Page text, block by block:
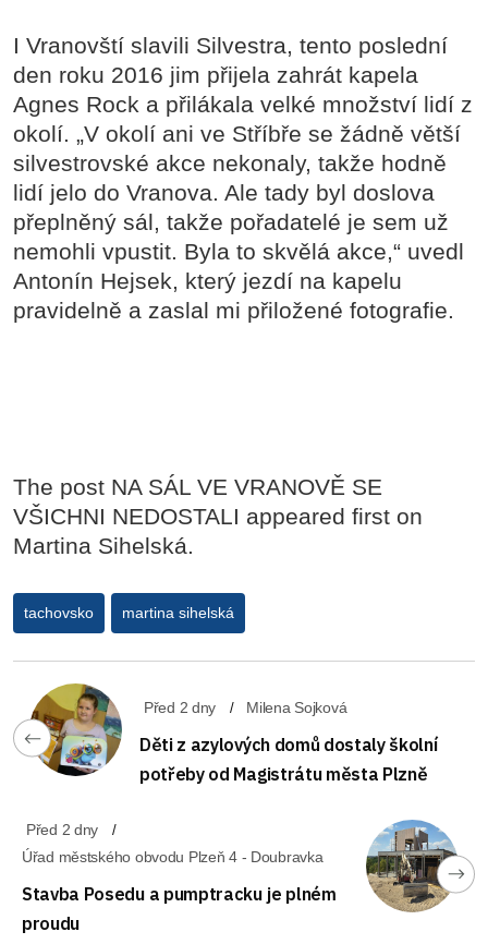
I Vranovští slavili Silvestra, tento poslední
den roku 2016 jim přijela zahrát kapela
Agnes Rock a přilákala velké množství lidí z
okolí. „V okolí ani ve Stříbře se žádně větší
silvestrovské akce nekonaly, takže hodně
lidí jelo do Vranova. Ale tady byl doslova
přeplněný sál, takže pořadatelé je sem už
nemohli vpustit. Byla to skvělá akce,“ uvedl
Antonín Hejsek, který jezdí na kapelu
pravidelně a zaslal mi přiložené fotografie.
The post NA SÁL VE VRANOVĚ SE
VŠICHNI NEDOSTALI appeared first on
Martina Sihelská.
tachovsko martina sihelská
Před 2 dny Milena Sojková
Děti z azylových domů dostaly školní
potřeby od Magistrátu města Plzně
Před 2 dny
Úřad městského obvodu Plzeň 4 - Doubravka
Stavba Posedu a pumptracku je plném
proudu